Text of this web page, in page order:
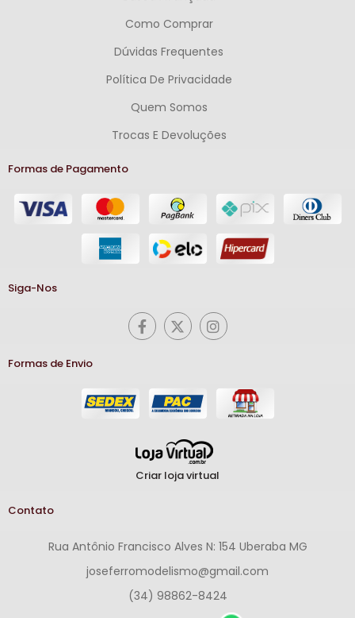
Como Comprar
Dúvidas Frequentes
Política De Privacidade
Quem Somos
Trocas E Devoluções
Formas de Pagamento
Siga-Nos
Formas de Envio
Criar loja virtual
Contato
Rua Antônio Francisco Alves N: 154 Uberaba MG
joseferromodelismo@gmail.com
(34) 98862-8424